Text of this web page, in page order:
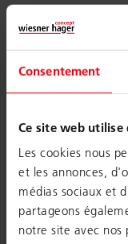
Consentement
Ce site web utilise
Les cookies nous
et les annonces,
médias sociaux et
partageons
notre site avec nos